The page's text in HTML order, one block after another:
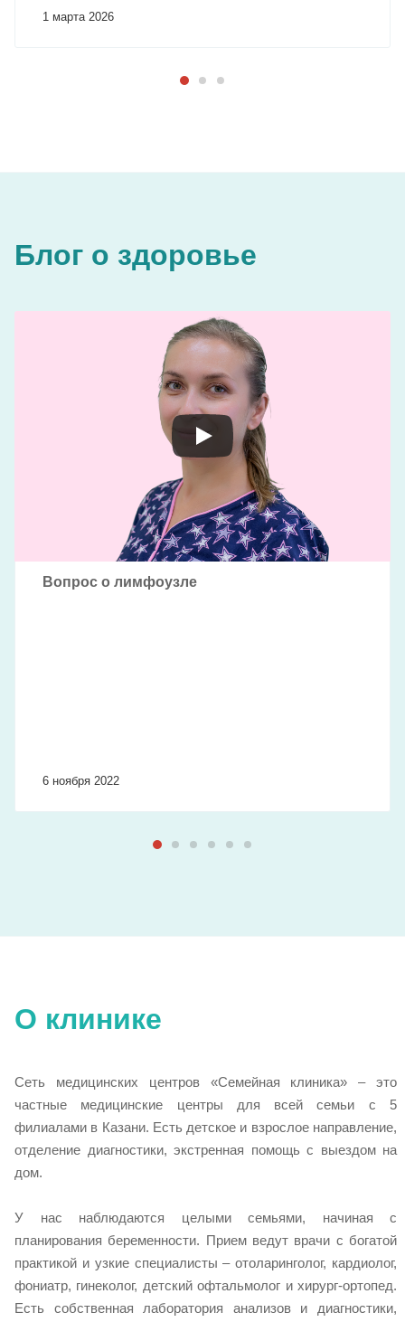
1 марта 2026
Блог о здоровье
Вопрос о лимфоузле
6 ноября 2022
О клинике
Сеть медицинских центров «Семейная клиника» – это
частные медицинские центры для всей семьи с 5
филиалами в Казани. Есть детское и взрослое направление,
отделение диагностики, экстренная помощь с выездом на
дом.
У нас наблюдаются целыми семьями, начиная с
планирования беременности. Прием ведут врачи с богатой
практикой и узкие специалисты – отоларинголог, кардиолог,
фониатр, гинеколог, детский офтальмолог и хирург-ортопед.
Есть собственная лаборатория анализов и диагностики,